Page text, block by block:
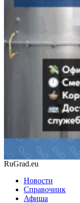
RuGrad.eu
Новости
Справочник
Афиша